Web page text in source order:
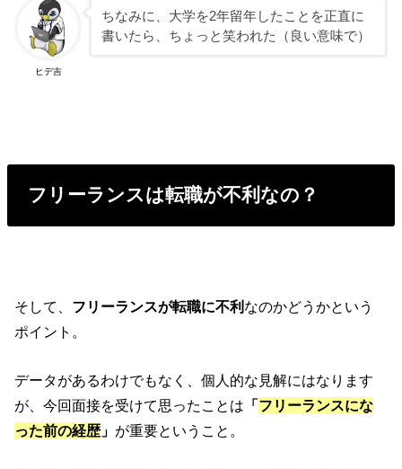
ヒデ吉
ちなみに、大学を2年留年したことを正直に
書いたら、ちょっと笑われた（良い意味で）
フリーランスは転職が不利なの？
そして、 フリーランスが転職に不利 なのかどうかという
ポイント。
データがあるわけでもなく、個人的な見解にはなります
が、今回面接を受けて思ったことは 「 フリーランスにな
った前の経歴」 が重要ということ。